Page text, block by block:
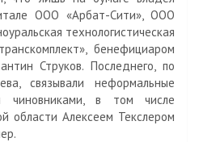
ООО «Арбат-Сити», ООО
технологистическая
бенефициаром
Струков. Последнего, по
связывали неформальные
чиновниками, в том числе
области Алексеем Текслером